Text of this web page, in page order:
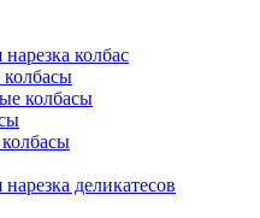
колбас
колбасы
деликатесов